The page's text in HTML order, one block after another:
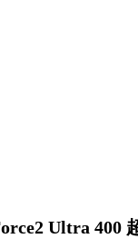
Ultra 400